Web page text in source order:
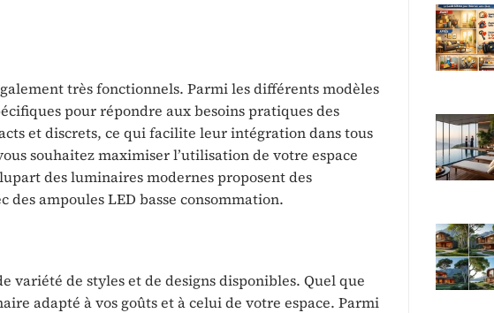
très fonctionnels. Parmi les différents modèles
pour répondre aux besoins pratiques des
et discrets, ce qui facilite leur intégration dans tous
souhaitez maximiser l’utilisation de votre espace
des luminaires modernes proposent des
ampoules LED basse consommation.
variété de styles et de designs disponibles. Quel que
adapté à vos goûts et à celui de votre espace. Parmi